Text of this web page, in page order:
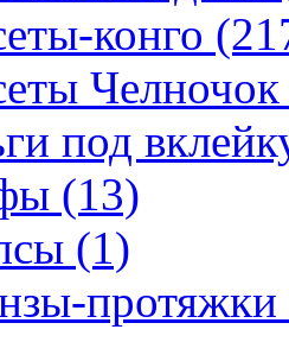
конго
под
(13)
(1)
протяжки